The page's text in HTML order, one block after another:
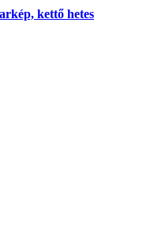
kettő hetes